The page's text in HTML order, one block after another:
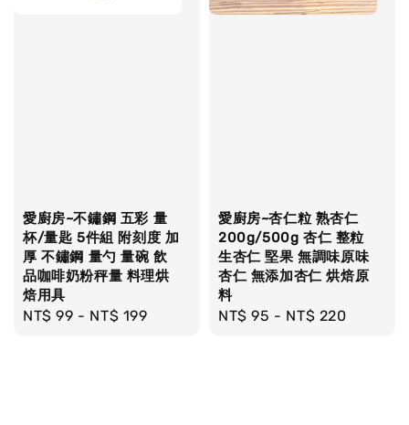
愛廚房~不鏽鋼 五彩 量
杯/量匙 5件組 附刻度 加
厚 不鏽鋼 量勺 量碗 飲
品咖啡奶粉秤量 料理烘
焙用具
Regular
NT$ 99 - NT$ 199
愛廚房~杏仁粒 熟杏仁
200g/500g 杏仁 整粒
生杏仁 堅果 無調味原味
杏仁 無添加杏仁 烘焙原
料
Regular
NT$ 95 - NT$ 220